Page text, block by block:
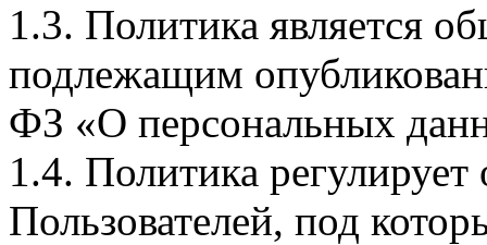
1.3. Политика является
подлежащим
ФЗ «О персональных
1.4. Политика
Пользователей, под